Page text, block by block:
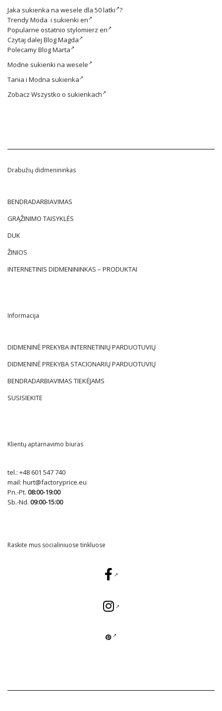
Jaka sukienka na wesele dla 50 latki ?
TrendyModa i sukienki en
Popularne ostatnio stylomierz en
Czytaj dalej Blog Magda
PolecamyBlog Marta
Modne sukienki na wesele
Tania i Modna sukienka
Zobacz Wszystko o sukienkach
Drabužių didmenininkas
BENDRADARBIAVIMAS
GRĄŽINIMO TAISYKLĖS
DUK
ŽINIOS
INTERNETINIS DIDMENININKAS – PRODUKTAI
Informacija
DIDMENINĖ PREKYBA INTERNETINIŲ PARDUOTUVIŲ
DIDMENINĖ PREKYBA STACIONARIŲ PARDUOTUVIŲ
BENDRADARBIAVIMAS TIEKĖJAMS
SUSISIEKITE
Klientų aptarnavimo biuras
tel.: +48 601 547 740
mail: hurt@factoryprice.eu
Pn.-Pt. 08:00-19:00
Sb.-Nd. 09:00-15:00
Raskite mus socialiniuose tinkluose